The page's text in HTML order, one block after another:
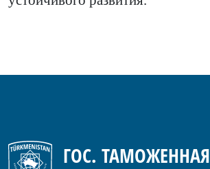
ГОС. ТАМОЖЕННАЯ